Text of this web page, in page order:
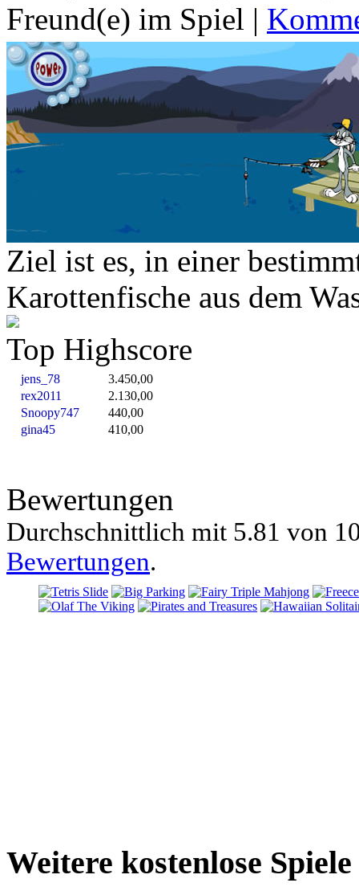
Freund(e) im Spiel |
Ziel ist es, in einer
Karottenfische aus dem
Top Highscore
jens_78
3.450,00
rex2011
2.130,00
Snoopy747
440,00
gina45
410,00
Bewertungen
Durchschnittlich mit 5.81 von
Bewertungen.
Weitere kostenlose